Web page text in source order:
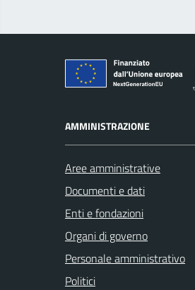
AMMINISTRAZIONE
Aree amministrative
Documenti e dati
Enti e fondazioni
Organi di governo
Personale amministrativo
Politici